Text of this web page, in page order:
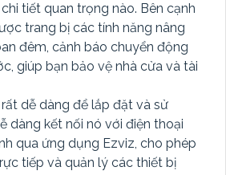
tiết quan trọng nào. Bên cạnh
trang bị các tính năng nâng
đêm, cảnh báo chuyển động
giúp bạn bảo vệ nhà cửa và tài
dễ dàng để lắp đặt và sử
dàng kết nối nó với điện thoại
qua ứng dụng Ezviz, cho phép
tiếp và quản lý các thiết bị